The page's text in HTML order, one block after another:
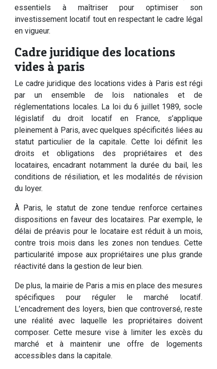
essentiels à maîtriser pour optimiser son
investissement locatif tout en respectant le cadre légal
en vigueur.
Cadre juridique des locations
vides à paris
Le cadre juridique des locations vides à Paris est régi
par un ensemble de lois nationales et de
réglementations locales. La loi du 6 juillet 1989, socle
législatif du droit locatif en France, s’applique
pleinement à Paris, avec quelques spécificités liées au
statut particulier de la capitale. Cette loi définit les
droits et obligations des propriétaires et des
locataires, encadrant notamment la durée du bail, les
conditions de résiliation, et les modalités de révision
du loyer.
À Paris, le statut de zone tendue renforce certaines
dispositions en faveur des locataires. Par exemple, le
délai de préavis pour le locataire est réduit à un mois,
contre trois mois dans les zones non tendues. Cette
particularité impose aux propriétaires une plus grande
réactivité dans la gestion de leur bien.
De plus, la mairie de Paris a mis en place des mesures
spécifiques pour réguler le marché locatif.
L’encadrement des loyers, bien que controversé, reste
une réalité avec laquelle les propriétaires doivent
composer. Cette mesure vise à limiter les excès du
marché et à maintenir une offre de logements
accessibles dans la capitale.